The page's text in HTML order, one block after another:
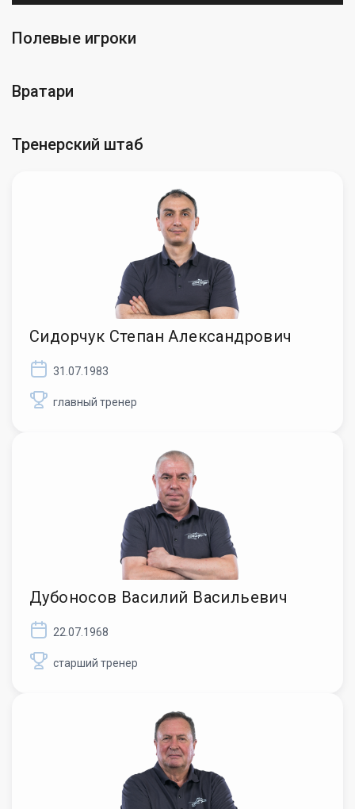
Полевые игроки
Вратари
Тренерский штаб
Сидорчук Степан Александрович
31.07.1983
главный тренер
Дубоносов Василий Васильевич
22.07.1968
старший тренер